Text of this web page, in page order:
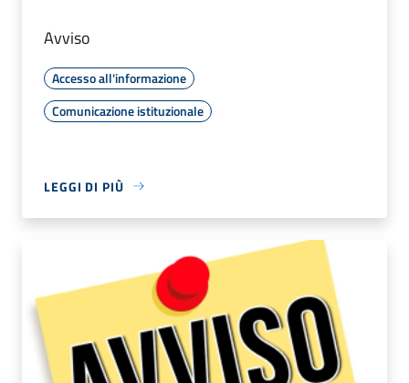
Avviso
Accesso all'informazione
Comunicazione istituzionale
LEGGI DI PIÙ